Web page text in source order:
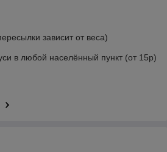
зависит от веса)
в любой населённый пункт (от 15р)